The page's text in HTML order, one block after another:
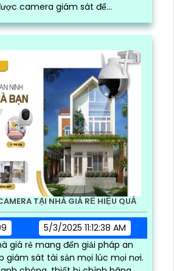
GIÁM SÁT LIVESTREAM
5/22/2025 2:11:54 PM
trực tiếp bằng camera
trong những giải pháp cực kì
hiện tại với giá thành rẻ, bạn
camera giám sát để